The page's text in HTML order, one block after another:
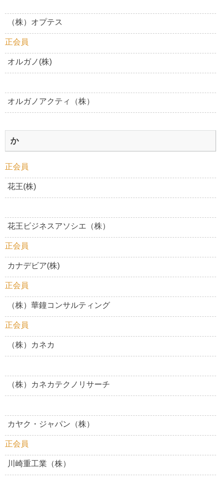
（株）オプテス
正会員
オルガノ(株)
オルガノアクティ（株）
か
正会員
花王(株)
花王ビジネスアソシエ（株）
正会員
カナデビア(株)
正会員
（株）華鐘コンサルティング
正会員
（株）カネカ
（株）カネカテクノリサーチ
カヤク・ジャパン（株）
正会員
川崎重工業（株）